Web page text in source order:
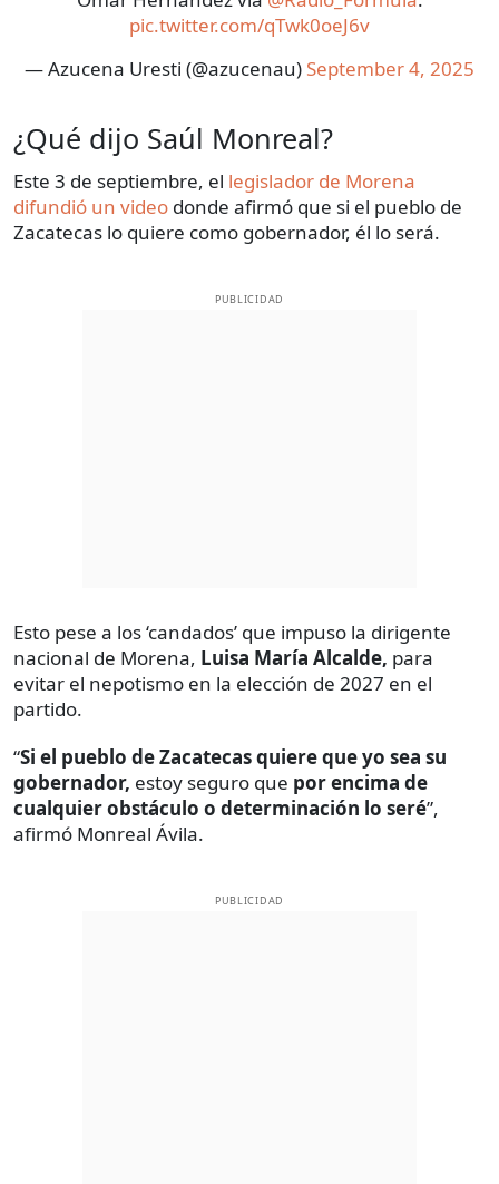
pic.twitter.com/qTwk0oeJ6v
— Azucena Uresti (@azucenau) September 4, 2025
¿Qué dijo Saúl Monreal?
Este 3 de septiembre, el legislador de Morena
difundió un video donde afirmó que si el pueblo de
Zacatecas lo quiere como gobernador, él lo será.
PUBLICIDAD
Esto pese a los ‘candados’ que impuso la dirigente
nacional de Morena, Luisa María Alcalde, para
evitar el nepotismo en la elección de 2027 en el
partido.
“Si el pueblo de Zacatecas quiere que yo sea su
gobernador, estoy seguro que por encima de
cualquier obstáculo o determinación lo seré”,
afirmó Monreal Ávila.
PUBLICIDAD